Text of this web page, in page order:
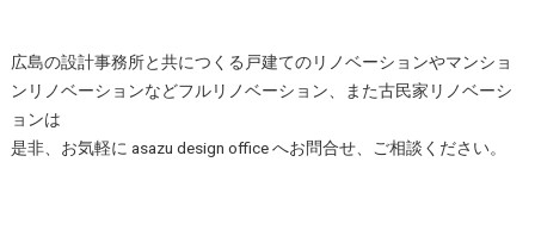
広島の設計事務所と共につくる戸建てのリノベーションやマンショ
ンリノベーションなどフルリノベーション、また古民家リノベーシ
ョンは
是非、お気軽に asazu design office へお問合せ、ご相談ください。